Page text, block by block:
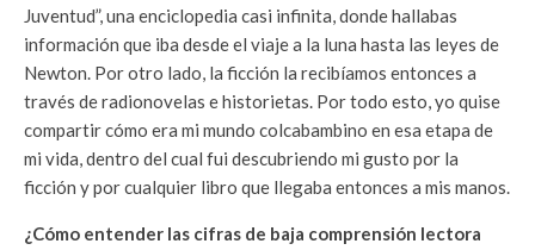
Juventud”, una enciclopedia casi infinita, donde hallabas
información que iba desde el viaje a la luna hasta las leyes de
Newton. Por otro lado, la ficción la recibíamos entonces a
través de radionovelas e historietas. Por todo esto, yo quise
compartir cómo era mi mundo colcabambino en esa etapa de
mi vida, dentro del cual fui descubriendo mi gusto por la
ficción y por cualquier libro que llegaba entonces a mis manos.
¿Cómo entender las cifras de baja comprensión lectora